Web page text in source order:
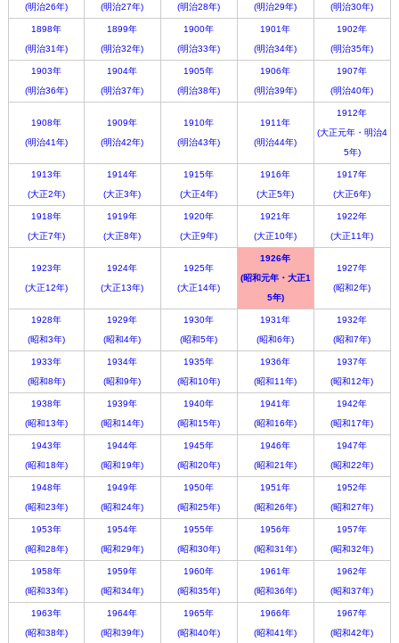
(明治26年) (明治27年) (明治28年) (明治29年) (明治30年)
1898年
(明治31年)
1899年
(明治32年)
1900年
(明治33年)
1901年
(明治34年)
1902年
(明治35年)
1903年
(明治36年)
1904年
(明治37年)
1905年
(明治38年)
1906年
(明治39年)
1907年
(明治40年)
1908年
(明治41年)
1909年
(明治42年)
1910年
(明治43年)
1911年
(明治44年)
1912年
(大正元年・明治4
5年)
1913年
(大正2年)
1914年
(大正3年)
1915年
(大正4年)
1916年
(大正5年)
1917年
(大正6年)
1918年
(大正7年)
1919年
(大正8年)
1920年
(大正9年)
1921年
(大正10年)
1922年
(大正11年)
1923年
(大正12年)
1924年
(大正13年)
1925年
(大正14年)
1926年
(昭和元年・大正1
5年)
1927年
(昭和2年)
1928年
(昭和3年)
1929年
(昭和4年)
1930年
(昭和5年)
1931年
(昭和6年)
1932年
(昭和7年)
1933年
(昭和8年)
1934年
(昭和9年)
1935年
(昭和10年)
1936年
(昭和11年)
1937年
(昭和12年)
1938年
(昭和13年)
1939年
(昭和14年)
1940年
(昭和15年)
1941年
(昭和16年)
1942年
(昭和17年)
1943年
(昭和18年)
1944年
(昭和19年)
1945年
(昭和20年)
1946年
(昭和21年)
1947年
(昭和22年)
1948年
(昭和23年)
1949年
(昭和24年)
1950年
(昭和25年)
1951年
(昭和26年)
1952年
(昭和27年)
1953年
(昭和28年)
1954年
(昭和29年)
1955年
(昭和30年)
1956年
(昭和31年)
1957年
(昭和32年)
1958年
(昭和33年)
1959年
(昭和34年)
1960年
(昭和35年)
1961年
(昭和36年)
1962年
(昭和37年)
1963年
(昭和38年)
1964年
(昭和39年)
1965年
(昭和40年)
1966年
(昭和41年)
1967年
(昭和42年)